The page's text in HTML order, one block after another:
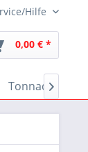
Hilfe
0,00 € *
Tonnadeln
